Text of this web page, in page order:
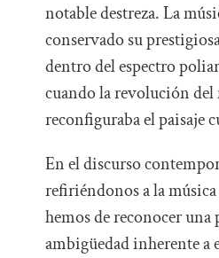
notable destreza. La
conservado su
dentro del espectro
cuando la revolución
reconfiguraba el paisaje
En el discurso
refiriéndonos a la
hemos de reconocer
ambigüedad inherente a